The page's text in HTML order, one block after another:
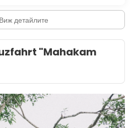
Виж детайлите
"Mahakam